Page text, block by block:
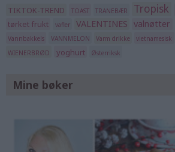
TIKTOK-TREND TOAST TRANEBÆR Tropisk
tørket frukt vafler VALENTINES valnøtter
Vannbakkels VANNMELON Varm drikke vietnamesisk
WIENERBRØD
yoghurt Østerriksk
Mine bøker